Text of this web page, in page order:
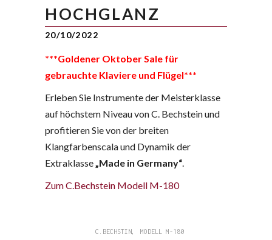
HOCHGLANZ
20/10/2022
***Goldener Oktober Sale für
gebrauchte Klaviere und Flügel***
Erleben Sie Instrumente der Meisterklasse
auf höchstem Niveau von C. Bechstein und
profitieren Sie von der breiten
Klangfarbenscala und Dynamik der
Extraklasse„Made in Germany“.
Zum C.Bechstein Modell M-180
C.BECHSTIN, MODELL M-180